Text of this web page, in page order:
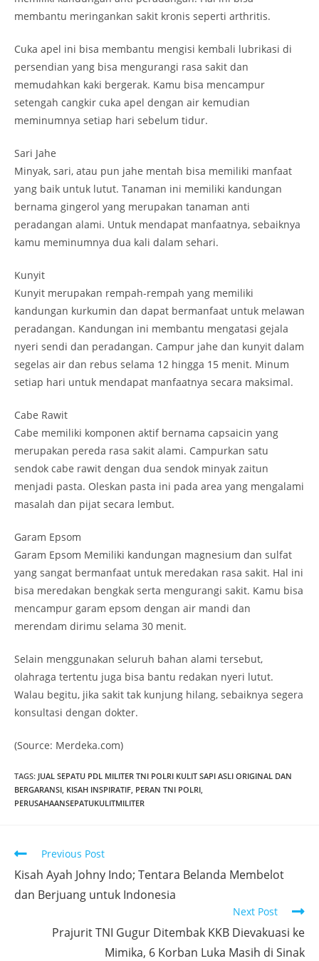
membantu meringankan sakit kronis seperti arthritis.
Cuka apel ini bisa membantu mengisi kembali lubrikasi di
persendian yang bisa mengurangi rasa sakit dan
memudahkan kaki bergerak. Kamu bisa mencampur
setengah cangkir cuka apel dengan air kemudian
meminumnya setiap hari sebelum tidur.
Sari Jahe
Minyak, sari, atau pun jahe mentah bisa memiliki manfaat
yang baik untuk lutut. Tanaman ini memiliki kandungan
bernama gingerol yang merupakan tanaman anti
peradangan alami. Untuk mendapat manfaatnya, sebaiknya
kamu meminumnya dua kali dalam sehari.
Kunyit
Kunyit merupakan rempah-rempah yang memiliki
kandungan kurkumin dan dapat bermanfaat untuk melawan
peradangan. Kandungan ini membantu mengatasi gejala
nyeri sendi dan peradangan. Campur jahe dan kunyit dalam
segelas air dan rebus selama 12 hingga 15 menit. Minum
setiap hari untuk mendapat manfaatnya secara maksimal.
Cabe Rawit
Cabe memiliki komponen aktif bernama capsaicin yang
merupakan pereda rasa sakit alami. Campurkan satu
sendok cabe rawit dengan dua sendok minyak zaitun
menjadi pasta. Oleskan pasta ini pada area yang mengalami
masalah dan pijat secara lembut.
Garam Epsom
Garam Epsom Memiliki kandungan magnesium dan sulfat
yang sangat bermanfaat untuk meredakan rasa sakit. Hal ini
bisa meredakan bengkak serta mengurangi sakit. Kamu bisa
mencampur garam epsom dengan air mandi dan
merendam dirimu selama 30 menit.
Selain menggunakan seluruh bahan alami tersebut,
olahraga tertentu juga bisa bantu redakan nyeri lutut.
Walau begitu, jika sakit tak kunjung hilang, sebaiknya segera
konsultasi dengan dokter.
(Source: Merdeka.com)
TAGS: JUAL SEPATU PDL MILITER TNI POLRI KULIT SAPI ASLI ORIGINAL DAN
BERGARANSI, KISAH INSPIRATIF, PERAN TNI POLRI,
PERUSAHAANSEPATUKULITMILITER
Read
more
articles
Previous Post
Kisah Ayah Johny Indo; Tentara Belanda Membelot
dan Berjuang untuk Indonesia
Next Post
Prajurit TNI Gugur Ditembak KKB Dievakuasi ke
Mimika, 6 Korban Luka Masih di Sinak